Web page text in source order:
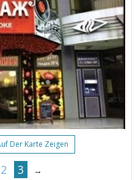
Der Karte Zeigen
2 3 →